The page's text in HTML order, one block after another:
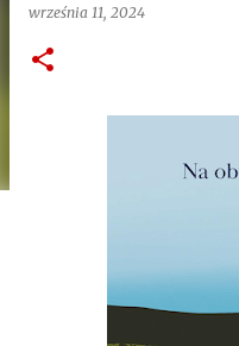
września 11, 2024